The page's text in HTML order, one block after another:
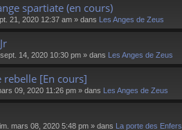
spartiate (en cours)
21, 2020 12:37 am » dans Les Anges de Zeus
sept. 14, 2020 10:30 pm » dans Les Anges de Zeus
rebelle [En cours]
09, 2020 11:26 pm » dans Les Anges de Zeus
mars 08, 2020 5:48 pm » dans La porte des Enfers